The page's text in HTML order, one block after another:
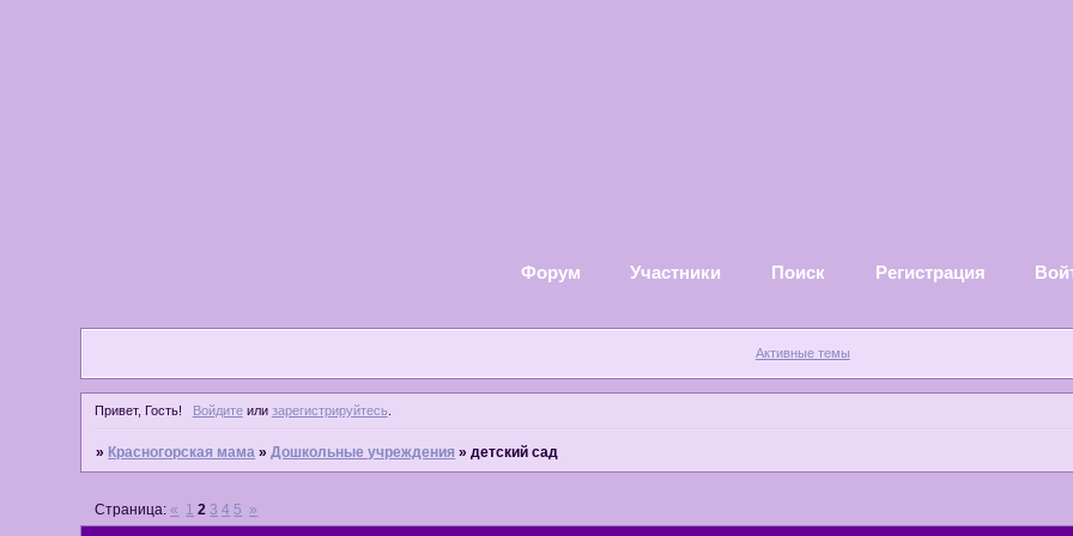
Форум Участники Поиск Регистрация
Активные темы
Привет, Гость! Войдитеили зарегистрируйтесь.
» Красногорская мама »Дошкольные учреждения »детский сад
Страница:« 1 2 3 4 5 »